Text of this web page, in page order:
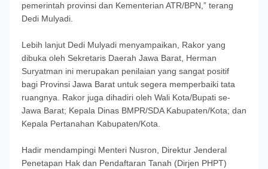
pemerintah provinsi dan Kementerian ATR/BPN,” terang
Dedi Mulyadi.
Lebih lanjut Dedi Mulyadi menyampaikan, Rakor yang
dibuka oleh Sekretaris Daerah Jawa Barat, Herman
Suryatman ini merupakan penilaian yang sangat positif
bagi Provinsi Jawa Barat untuk segera memperbaiki tata
ruangnya. Rakor juga dihadiri oleh Wali Kota/Bupati se-
Jawa Barat; Kepala Dinas BMPR/SDA Kabupaten/Kota; dan
Kepala Pertanahan Kabupaten/Kota.
Hadir mendampingi Menteri Nusron, Direktur Jenderal
Penetapan Hak dan Pendaftaran Tanah (Dirjen PHPT)